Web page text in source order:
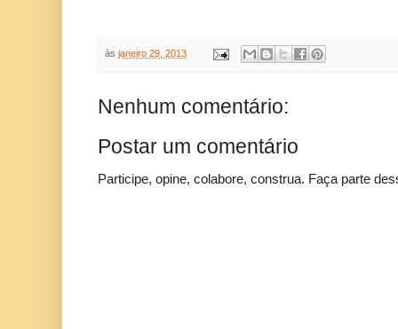
às janeiro 29, 2013
Nenhum comentário:
Postar um comentário
Participe, opine, colabore, construa. Faça parte